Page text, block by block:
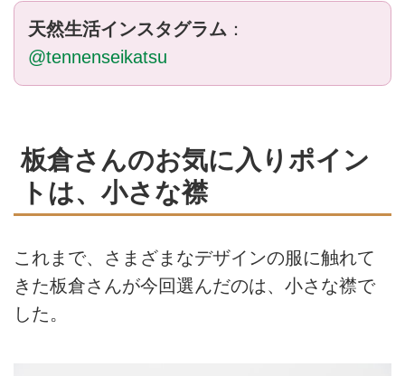
天然生活インスタグラム ：
@tennenseikatsu
板倉さんのお気に入りポイン
トは、小さな襟
これまで、さまざまなデザインの服に触れて
きた板倉さんが今回選んだのは、小さな襟で
した。